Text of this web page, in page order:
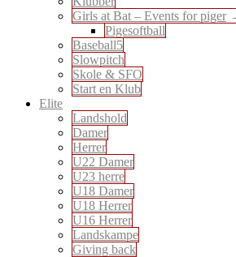
Girls at Bat – Events for piger
Pigesoftball
Baseball5
Slowpitch
Skole & SFO
Start en Klub
Elite
Landshold
Damer
Herrer
U22 Damer
U23 herre
U18 Damer
U18 Herrer
U16 Herrer
Landskampe
Giving back